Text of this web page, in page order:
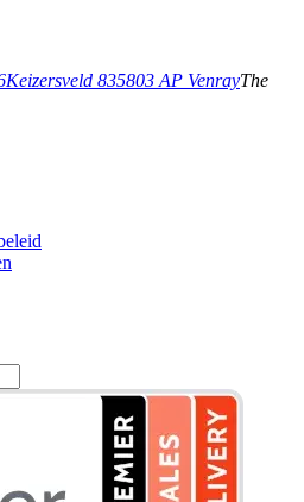
Keizersveld 835803 AP VenrayThe